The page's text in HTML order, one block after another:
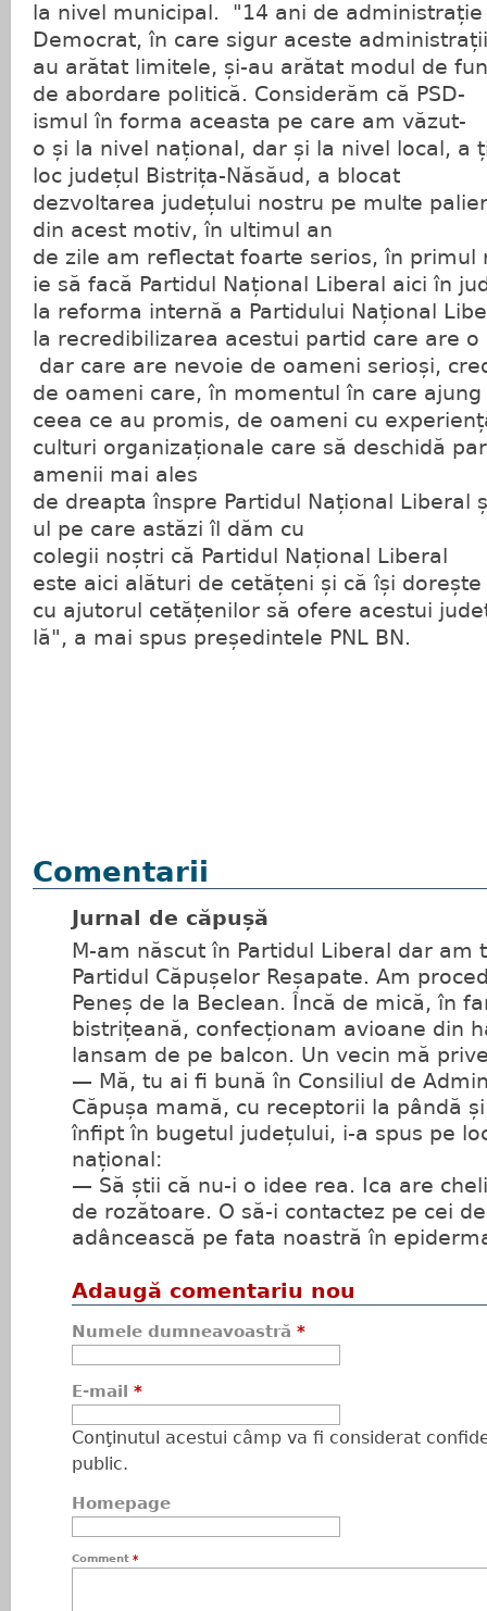
la nivel municipal. "14 ani de administrație
Democrat, în care sigur aceste
au arătat limitele, și-au arătat modul de
de abordare politică. Considerăm că PSD-
ismul în forma aceasta pe care am văzut-
o și la nivel național, dar și la nivel local, a
loc județul Bistrița-Năsăud, a blocat
dezvoltarea județului nostru pe multe
din acest motiv, în ultimul an
de zile am reflectat foarte serios, în primul
ie să facă Partidul Național Liberal aici în
la reforma internă a Partidului Național
la recredibilizarea acestui partid care are
dar care are nevoie de oameni serioși,
de oameni care, în momentul în care
ceea ce au promis, de oameni cu
culturi organizaționale care să deschidă
amenii mai ales
de dreapta înspre Partidul Național Liberal
ul pe care astăzi îl dăm cu
colegii noștri că Partidul Național Liberal
este aici alături de cetățeni și că își
cu ajutorul cetățenilor să ofere acestui
lă", a mai spus președintele PNL BN.
Comentarii
Jurnal de căpușă
M-am născut în Partidul Liberal dar am
Partidul Căpușelor Reșapate. Am
Peneș de la Beclean. Încă de mică, în
bistrițeană, confecționam avioane din
lansam de pe balcon. Un vecin mă
— Mă, tu ai fi bună în Consiliul de
Căpușa mamă, cu receptorii la pândă
înfipt în bugetul județului, i-a spus pe
național:
— Să știi că nu-i o idee rea. Ica are
de rozătoare. O să-i contactez pe cei
adâncească pe fata noastră în
Adaugă comentariu nou
Numele dumneavoastră *
E-mail *
Conţinutul acestui câmp va fi considerat
public.
Homepage
Comment *